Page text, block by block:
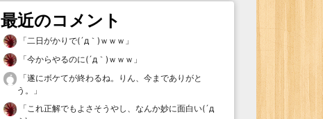
最近のコメント
「二日がかりで(´д｀)ｗｗｗ 」
「今からやるのに(´д｀)ｗｗｗ 」
「遂にボケてが終わるね。りん、今までありがと
う。
」
「これ正解でもよさそうやし、なんか妙に面白い(´д